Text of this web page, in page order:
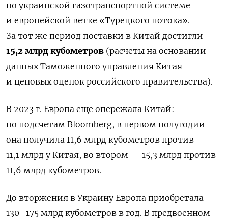
по украинской газотранспортной системе
и европейской ветке «Турецкого потока».
За тот же период поставки в Китай достигли
15,2 млрд кубометров (расчеты на основании
данных Таможенного управления Китая
и ценовых оценок российского правительства).
В 2023 г. Европа еще опережала Китай:
по подсчетам Bloomberg, в первом полугодии
она получила 11,6 млрд кубометров против
11,1 млрд у Китая, во втором — 15,3 млрд против
11,6 млрд кубометров.
До вторжения в Украину Европа приобретала
130–175 млрд кубометров в год. В предвоенном